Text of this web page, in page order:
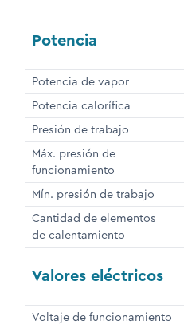
Potencia
Potencia de vapor
Potencia calorífica
Presión de trabajo
Máx. presión de
funcionamiento
Mín. presión de trabajo
Cantidad de elementos
de calentamiento
Valores eléctricos
Voltaje de funcionamiento